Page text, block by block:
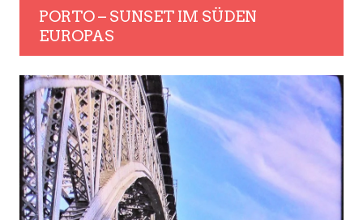
PORTO – SUNSET IM SÜDEN
EUROPAS